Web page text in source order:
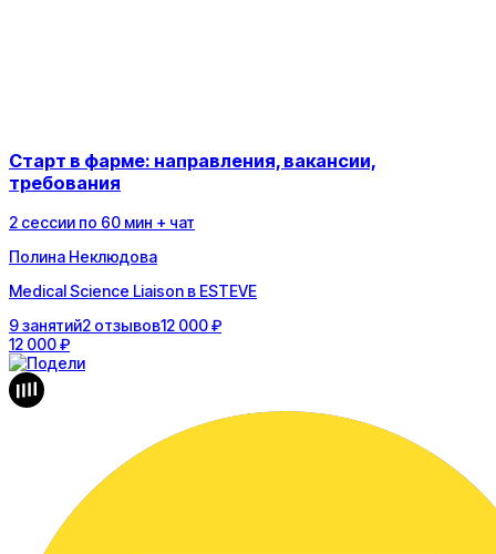
Старт в фарме: направления, вакансии,
требования
2 сессии по 60 мин + чат
Полина Неклюдова
Medical Science Liaison в ESTEVE
9занятий2 отзывов12 000 ₽
12 000 ₽